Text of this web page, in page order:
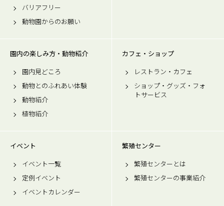
バリアフリー
動物園からのお願い
園内の楽しみ方・動物紹介
園内見どころ
動物とのふれあい体験
動物紹介
植物紹介
カフェ・ショップ
レストラン・カフェ
ショップ・グッズ・フォ
トサービス
イベント
イベント一覧
定例イベント
イベントカレンダー
繁殖センター
繁殖センターとは
繁殖センターの事業紹介